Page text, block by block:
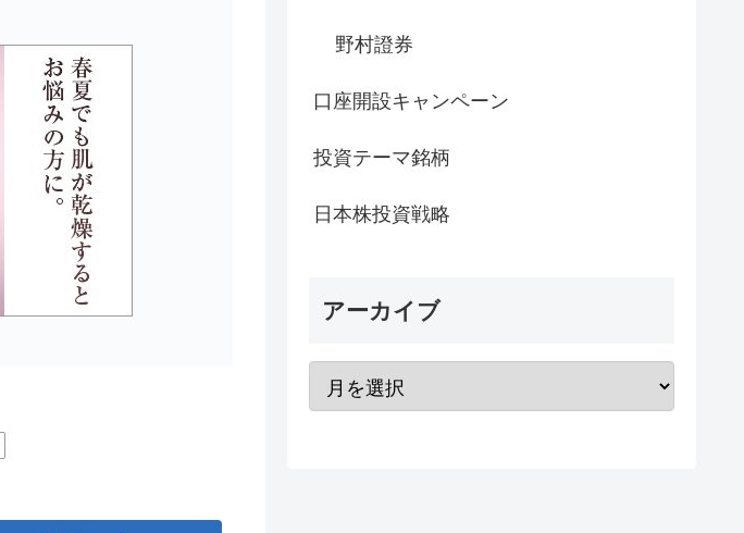
野村證券
口座開設キャンペーン
投資テーマ銘柄
日本株投資戦略
アーカイブ